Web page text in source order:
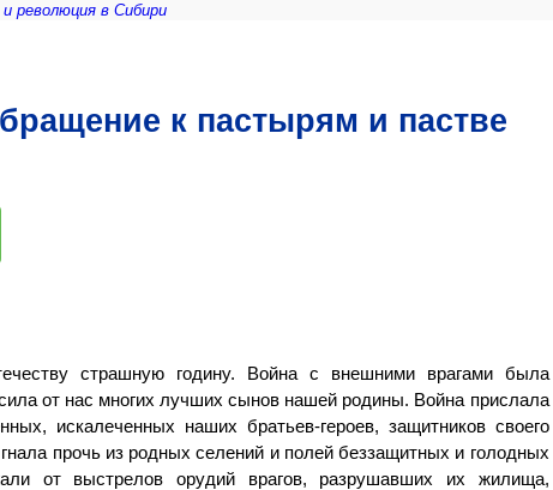
и революция в Сибири
к пастырям и пастве
страшную годину. Война с внешними врагами была
от нас многих лучших сынов нашей родины. Война прислала
искалеченных наших братьев-героев, защитников своего
прочь из родных селений и полей беззащитных и голодных
от выстрелов орудий врагов, разрушавших их жилища,